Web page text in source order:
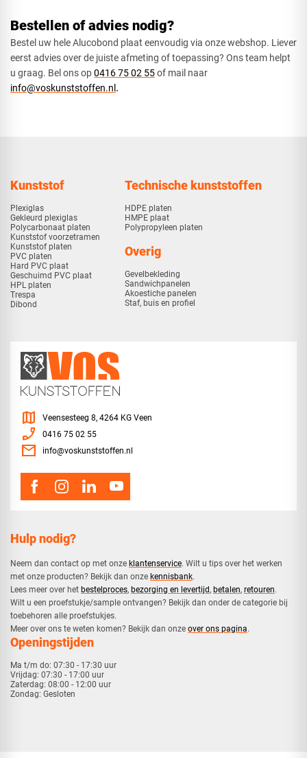
Bestellen of advies nodig?
Bestel uw hele Alucobond plaat eenvoudig via onze webshop. Liever
eerst advies over de juiste afmeting of toepassing? Ons team helpt
u graag. Bel ons op0416 75 02 55of mail naar
info@voskunststoffen.nl.
Kunststof
Plexiglas
Gekleurd plexiglas
Polycarbonaat platen
Kunststof voorzetramen
Kunststof platen
PVC platen
Hard PVC plaat
Geschuimd PVC plaat
HPL platen
Trespa
Dibond
Technische kunststoffen
HDPE platen
HMPE plaat
Polypropyleen platen
Overig
Gevelbekleding
Sandwichpanelen
Akoestiche panelen
Staf, buis en profiel
Hulp nodig?
Neem dan contact op met onze klantenservice. Wilt u tips over het werken
met onze producten? Bekijk dan onze kennisbank.
​Lees meer over het bestelproces, bezorging en levertijd, betalen, retouren.​
​Wilt u een proefstukje/sample ontvangen? Bekijk dan onder de categorie bij
toebehoren alle proefstukjes.
​​Meer over ons te weten komen? Bekijk dan onze over ons pagina.
Openingstijden
Ma t/m do: 07:30 - 17:30 uur
Vrijdag: 07:30 - 17:00 uur
Zaterdag: 08:00 - 12:00 uur
Zondag: Gesloten
map Veensesteeg 8, 4264 KG Veen
phone_enabled 0416 75 02 55
mail info@voskunststoffen.nl